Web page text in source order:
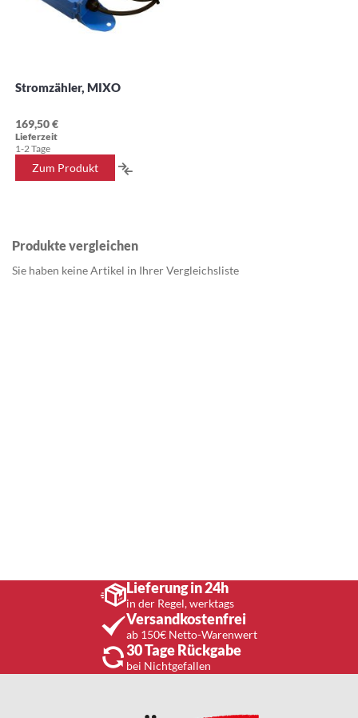
Stromzähler, MIXO
169,50 €
Lieferzeit
1-2 Tage
Zum Produkt
Produkte vergleichen
Sie haben keine Artikel in Ihrer Vergleichsliste
Lieferung in 24h
in der Regel, werktags
Versandkostenfrei
ab 150€ Netto-Warenwert
30 Tage Rückgabe
bei Nichtgefallen